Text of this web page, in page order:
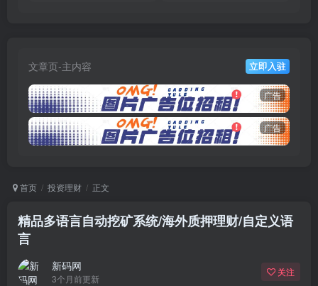
文章页-主内容 立即入驻
广告
广告
首页 投资理财 正文
精品多语言自动挖矿系统/海外质押理财/自定义语
言
新码网
3个月前更新
关注